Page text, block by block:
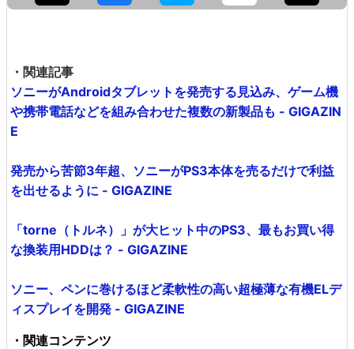
・関連記事
ソニーがAndroidタブレットを発売する見込み、ゲーム機
や携帯電話などを組み合わせた複数の新製品も - GIGAZIN
E
発売から苦節3年超、ソニーがPS3本体を売るだけで利益
を出せるように - GIGAZINE
「torne（トルネ）」が大ヒット中のPS3、最もお買い得
な換装用HDDは？ - GIGAZINE
ソニー、ペンに巻けるほど柔軟性の高い超極薄な有機ELデ
ィスプレイを開発 - GIGAZINE
・関連コンテンツ